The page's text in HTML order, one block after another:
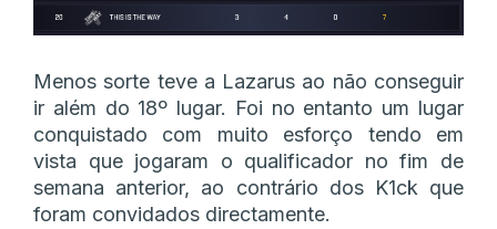
Menos sorte teve a Lazarus ao não conseguir
ir além do 18º lugar. Foi no entanto um lugar
conquistado com muito esforço tendo em
vista que jogaram o qualificador no fim de
semana anterior, ao contrário dos K1ck que
foram convidados directamente.